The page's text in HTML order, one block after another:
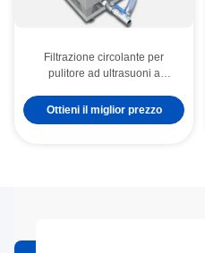
Filtrazione circolante per
pulitore ad ultrasuoni a
di fabbrica per uso industriale
Ottieni il miglior prezzo